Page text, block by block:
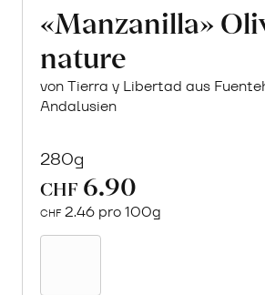
«Manzanilla»
nature
von Tierra y Libertad aus
Andalusien
280g
CHF 6.90
CHF 2.46 pro 100g